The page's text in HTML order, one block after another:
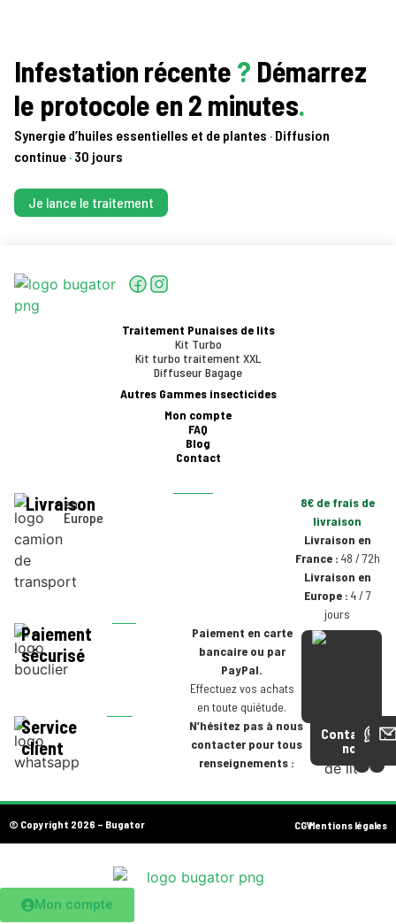
Infestation récente ? Démarrez
le protocole en 2 minutes.
Synergie d’huiles essentielles et de plantes · Diffusion
continue · 30 jours
Je lance le traitement
Traitement Punaises de lits
Kit Turbo
Kit turbo traitement XXL
Diffuseur Bagage
Autres Gammes insecticides
Mon compte
FAQ
Blog
Contact
Livraison
en
Europe
8€ de frais de
livraison
Livraison en
France : 48 / 72h
Livraison en
Europe : 4 / 7
jours
Paiement
sécurisé
Paiement en carte
bancaire ou par
PayPal.
Effectuez vos achats
en toute quiétude.
Service
client
N’hésitez pas à nous
contacter pour tous
renseignements :
Contactez-
nous
© Copyright 2026 – Bugator CGVMentions légales
Mon compte